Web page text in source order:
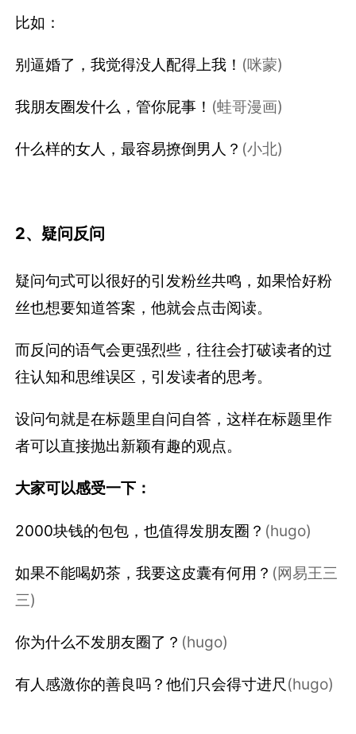
比如：
别逼婚了，我觉得没人配得上我！ (咪蒙)
我朋友圈发什么，管你屁事！ (蛙哥漫画)
什么样的女人，最容易撩倒男人？ (小北)
2、疑问反问
疑问句式可以很好的引发粉丝共鸣，如果恰好粉
丝也想要知道答案，他就会点击阅读。
而反问的语气会更强烈些，往往会打破读者的过
往认知和思维误区，引发读者的思考。
设问句就是在标题里自问自答，这样在标题里作
者可以直接抛出新颖有趣的观点。
大家可以感受一下：
2000块钱的包包，也值得发朋友圈？ (hugo)
如果不能喝奶茶，我要这皮囊有何用？ (网易王三
三)
你为什么不发朋友圈了？ (hugo)
有人感激你的善良吗？他们只会得寸进尺 (hugo)